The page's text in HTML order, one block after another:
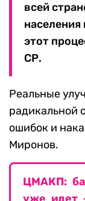
всей
этот
СР.
Реальные
радикальной
ошибок и
Миронов.
ЦМАКП: